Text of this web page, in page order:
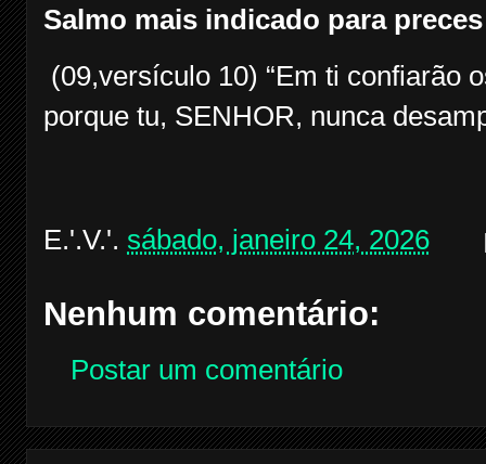
Salmo mais indicado para preces
(09,versículo 10) “Em ti confiarão
porque tu, SENHOR, nunca
E.'.V.'. sábado, janeiro 24, 2026
Nenhum comentário:
Postar um comentário